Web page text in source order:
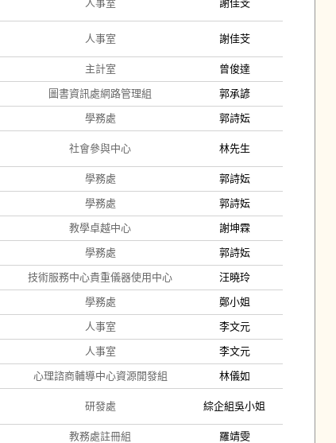
人事室 謝佳芠
人事室 謝佳芠
主計室 曾俊達
圖書資訊處網路管理組 郭承諺
學務處 郭詩妘
社會參與中心 林先生
學務處 郭詩妘
學務處 郭詩妘
教學卓越中心 謝坤霖
學務處 郭詩妘
技術服務中心貴重儀器使用中心 汪曉玲
學務處 鄭小姐
人事室 李文元
人事室 李文元
心理諮商輔導中心資源開發組 林儀如
研發處 綜企組吳小姐
教務處註冊組 羅靖雯